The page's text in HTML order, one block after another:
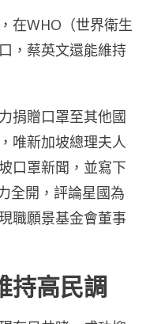
在WHO（世界衛生
，蔡英文還能維持
捐贈口罩至其他國
唯新加坡總理夫人
口罩新聞，並寫下
全開，評論星國為
職願景基金會董事
高民調